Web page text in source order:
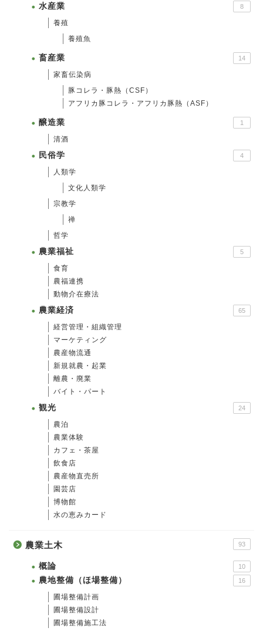
水産業 8
養殖
養殖魚
畜産業 14
家畜伝染病
豚コレラ・豚熱（CSF）
アフリカ豚コレラ・アフリカ豚熱（ASF）
醸造業 1
清酒
民俗学 4
人類学
文化人類学
宗教学
禅
哲学
農業福祉 5
食育
農福連携
動物介在療法
農業経済 65
経営管理・組織管理
マーケティング
農産物流通
新規就農・起業
離農・廃業
バイト・パート
観光 24
農泊
農業体験
カフェ・茶屋
飲食店
農産物直売所
園芸店
博物館
水の恵みカード
農業土木 93
概論 10
農地整備（ほ場整備） 16
圃場整備計画
圃場整備設計
圃場整備施工法